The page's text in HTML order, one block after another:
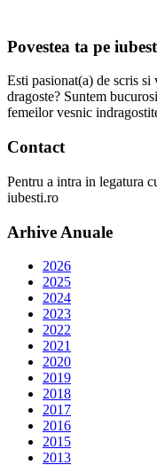
Povestea ta pe
Esti pasionat(a) de scris si
dragoste? Suntem
femeilor vesnic
Contact
Pentru a intra in legatura
iubesti.ro
Arhive Anuale
2026
2025
2024
2023
2022
2021
2020
2019
2018
2017
2016
2015
2013